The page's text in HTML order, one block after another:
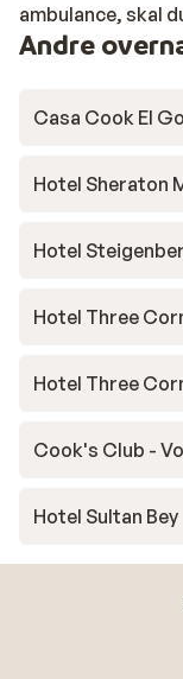
ambulance, skal
Andre
Casa Cook El
Hotel Sheraton
Hotel
Hotel Three
Hotel Three
Cook's Club -
Hotel Sultan Bey